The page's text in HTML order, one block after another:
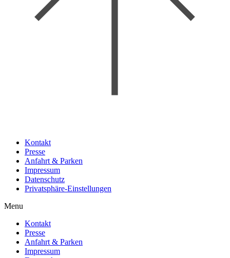
Kontakt
Presse
Anfahrt & Parken
Impressum
Datenschutz
Privatsphäre-Einstellungen
Menu
Kontakt
Presse
Anfahrt & Parken
Impressum